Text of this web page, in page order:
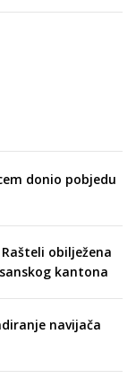
donio pobjedu
obilježena
kantona
navijača